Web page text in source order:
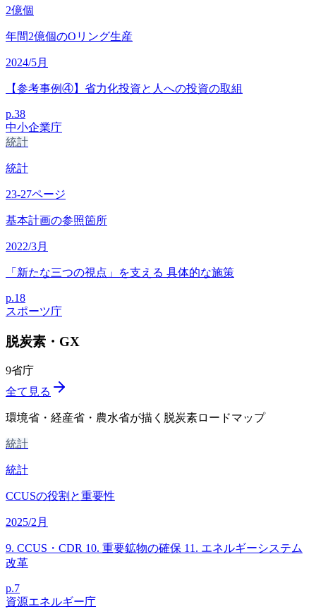
2億個
年間2億個のOリング生産
2024/5月
【参考事例④】省力化投資と人への投資の取組
p.38
中小企業庁
統計
統計
23-27ページ
基本計画の参照箇所
2022/3月
「新たな三つの視点」を支える 具体的な施策
p.18
スポーツ庁
脱炭素・GX
9省庁
全て見る
環境省・経産省・農水省が描く脱炭素ロードマップ
統計
統計
CCUSの役割と重要性
2025/2月
9. CCUS・CDR 10. 重要鉱物の確保 11. エネルギーシステム
改革
p.7
資源エネルギー庁